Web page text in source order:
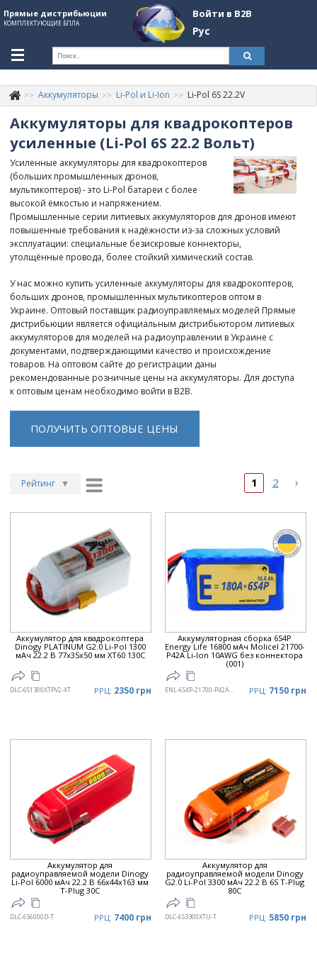
Прямые дистрибьюции
КОМПЛЕКТУЮЩИЕ БПЛА
Войти в B2B
Рус
+380507774092 Контакты
Информация о компании
About Company
Обзоры
Категории
Бренды
Стать партнером
Аккумуляторы Li-Pol и Li-Ion Li-Pol 6S 22.2V
Аккумуляторы для квадрокоптеров
усиленные (Li-Pol 6S 22.2 Вольт)
Усиленные аккумуляторы для квадрокоптеров
(больших промышленных дронов,
мультикоптеров) - это Li-Pol батареи с более
высокой ёмкостью и напряжением.
Промышленные серии литиевых аккумуляторов для дронов имеют
повышенные требования к надёжности из-за сложных условий
эксплуатации: специальные безискровые коннекторы,
утолщённые провода, более стойкий химический состав.
У нас можно купить усиленные аккумуляторы для квадрокоптеров,
больших дронов, промышленных мультикоптеров оптом в
Украине. Оптовый поставщик радиоуправляемых моделей Прямые
дистрибьюции является официальным дистрибьютором литиевых
аккумуляторов для моделей на радиоуправлении в Украине с
документами, подтверждающими качество и происхождение
товаров. На оптовом сайте до регистрации даны
рекомендованные розничные цены на аккумуляторы. Для доступа
к оптовым ценам необходимо войти в B2B.
ПОЛУЧИТЬ ОПТОВЫЕ ЦЕНЫ
Рейтинг ▼
▼
Цена
▲
Цена
▼
1 2 ›
Аккумулятор для квадрокоптера
Dinogy PLATINUM G2.0 Li-Pol 1300
мАч 22.2 В 77x35x50 мм XT60 130C
DLC-6S1300XTPV2-XT РРЦ: 2350 грн
Аккумуляторная сборка 6S4P
Energy Life 16800 мАч Moliсel 21700-
P42A Li-Ion 10AWG без коннектора
(001)
ENL-6S4P-21700-P42A-001 РРЦ: 7150 грн
Аккумулятор для
радиоуправляемой модели Dinogy
Li-Pol 6000 мАч 22.2 В 66x44x163 мм
T-Plug 30C
DLC-6S6000D-T РРЦ: 7400 грн
Аккумулятор для
радиоуправляемой модели Dinogy
G2.0 Li-Pol 3300 мАч 22.2 В 6S T-Plug
80C
DLC-6S3300XTU-T РРЦ: 5850 грн